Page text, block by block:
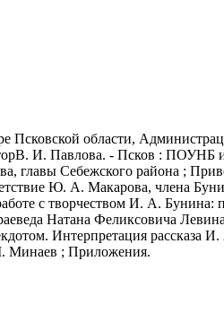
Псковской области,
И. Павлова. - Псков :
Себежского района ;
Ю. А. Макарова, члена
с творчеством И. А.
Натана Феликсовича
Интерпретация рассказа
Минаев ; Приложения.